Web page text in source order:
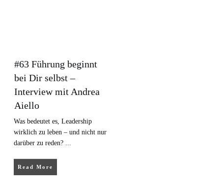
#63 Führung beginnt
bei Dir selbst –
Interview mit Andrea
Aiello
Was bedeutet es, Leadership
wirklich zu leben – und nicht nur
darüber zu reden? ...
Read More